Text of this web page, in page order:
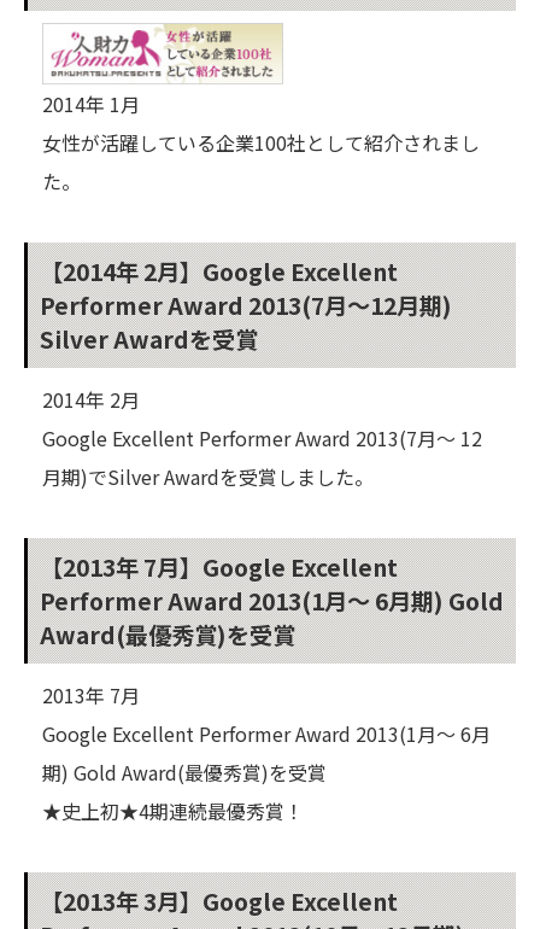
2014年 1月
女性が活躍している企業100社として紹介されまし
た。
【2014年 2月】Google Excellent
Performer Award 2013(7月～12月期)
Silver Awardを受賞
2014年 2月
Google Excellent Performer Award 2013(7月～ 12
月期)でSilver Awardを受賞しました。
【2013年 7月】Google Excellent
Performer Award 2013(1月～ 6月期) Gold
Award(最優秀賞)を受賞
2013年 7月
Google Excellent Performer Award 2013(1月～ 6月
期) Gold Award(最優秀賞)を受賞
★史上初★4期連続最優秀賞！
【2013年 3月】Google Excellent